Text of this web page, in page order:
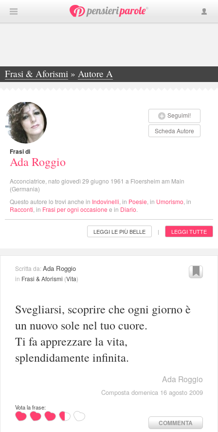
Frasi & Aforismi » Autore A
»Ada Roggio
Seguimi!
Scheda Autore
Frasi di
Ada Roggio
Acconciatrice, nato giovedì 29 giugno 1961 a Floersheim am Main
(Germania)
Questo autore lo trovi anche in Indovinelli , in Poesie , in Umorismo , in
Racconti , in Frasi per ogni occasione e in Diario
LEGGI LE PIÙ BELLE | LEGGI TUTTE
Scritta da:Ada Roggio
in Frasi & Aforismi (Vita)
Svegliarsi, scoprire che ogni giorno è
un nuovo sole nel tuo cuore.
Ti fa apprezzare la vita,
splendidamente infinita.
Ada Roggio
Composta domenica 16 agosto 2009
Vota la frase:
COMMENTA